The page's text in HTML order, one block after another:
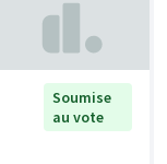
Soumise
au vote